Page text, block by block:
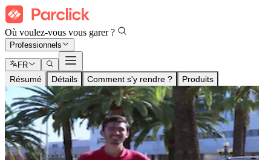
Où voulez-vous vous garer ?
Professionnels
FR
Résumé Détails Comment s'y rendre ? Produits